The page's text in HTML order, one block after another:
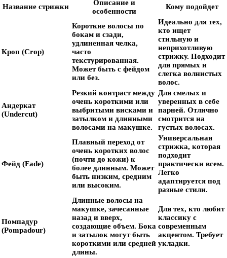
Название стрижки
Описание и
особенности
Кому подойдет
Кроп (Crop)
Короткие волосы по
бокам и сзади,
удлиненная челка,
часто
текстурированная.
Может быть с фейдом
или без.
Идеально для тех,
кто ищет
стильную и
неприхотливую
стрижку. Подходит
для прямых и
слегка волнистых
волос.
Андеркат
(Undercut)
Резкий контраст между
очень короткими или
выбритыми висками и
затылком и длинными
волосами на макушке.
Для смелых и
уверенных в себе
парней. Отлично
смотрится на
густых волосах.
Фейд (Fade)
Плавный переход от
очень коротких волос
(почти до кожи) к
более длинным. Может
быть низким, средним
или высоким.
Универсальная
стрижка, которая
подходит
практически всем.
Легко
адаптируется под
разные стили.
Помпадур
(Pompadour)
Длинные волосы на
макушке, зачесанные
назад и вверх,
создающие объем. Бока
и затылок могут быть
короткими или средней
длины.
Для тех, кто любит
классику с
современным
акцентом. Требует
укладки.